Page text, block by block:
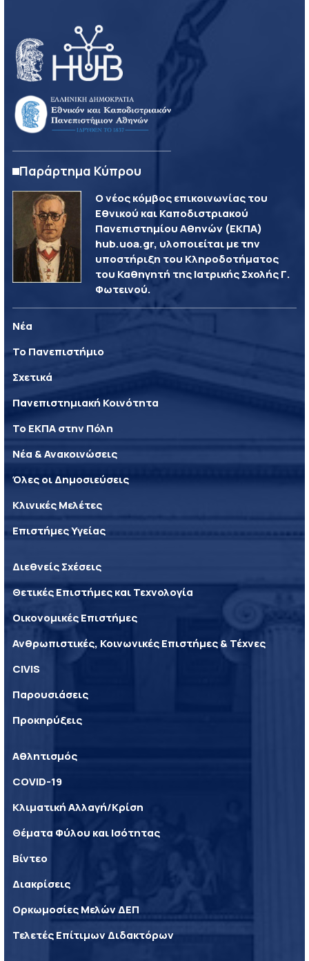
Παράρτημα Κύπρου
Ο νέος κόμβος επικοινωνίας του
Εθνικού και Καποδιστριακού
Πανεπιστημίου Αθηνών (ΕΚΠΑ)
hub.uoa.gr, υλοποιείται με την
υποστήριξη του Κληροδοτήματος
του Καθηγητή της Ιατρικής Σχολής Γ.
Φωτεινού.
Νέα
Το Πανεπιστήμιο
Σχετικά
Πανεπιστημιακή Κοινότητα
Το ΕΚΠΑ στην Πόλη
Νέα & Ανακοινώσεις
Όλες οι Δημοσιεύσεις
Κλινικές Μελέτες
Επιστήμες Υγείας
Διεθνείς Σχέσεις
Θετικές Επιστήμες και Τεχνολογία
Οικονομικές Επιστήμες
Ανθρωπιστικές, Κοινωνικές Επιστήμες & Τέχνες
CIVIS
Παρουσιάσεις
Προκηρύξεις
Αθλητισμός
COVID-19
Κλιματική Αλλαγή/Κρίση
Θέματα Φύλου και Ισότητας
Βίντεο
Διακρίσεις
Ορκωμοσίες Μελών ΔΕΠ
Τελετές Επίτιμων Διδακτόρων